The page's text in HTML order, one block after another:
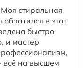
стиральная
в этот
быстро,
и мастер
всё на высшем